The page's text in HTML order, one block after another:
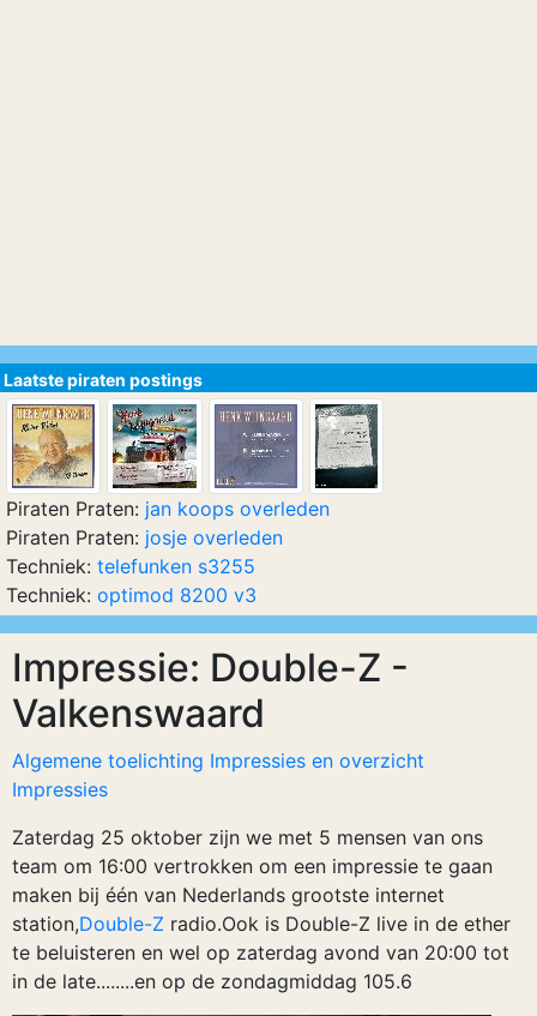
Impressie: Double-Z -
Valkenswaard
Algemene toelichting Impressies en overzicht
Impressies
Zaterdag 25 oktober zijn we met 5 mensen van ons
team om 16:00 vertrokken om een impressie te gaan
maken bij één van Nederlands grootste internet
station,Double-Z radio.Ook is Double-Z live in de ether
te beluisteren en wel op zaterdag avond van 20:00 tot
in de late........en op de zondagmiddag 105.6
Laatste piraten postings
Piraten Praten: jan koops overleden
Piraten Praten: josje overleden
Techniek: telefunken s3255
Techniek: optimod 8200 v3